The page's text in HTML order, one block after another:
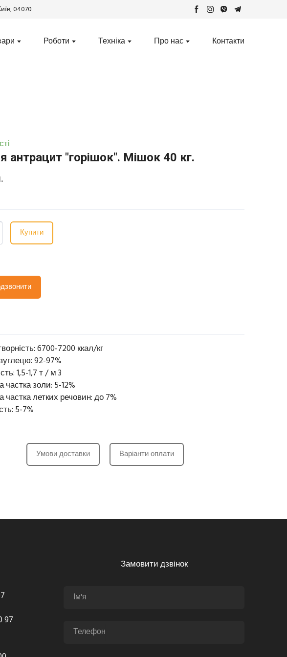
04070
Роботи Техніка Про нас Контакти
антрацит "горішок". Мішок 40 кг.
Купити
6700-7200 ккал/кг
92-97%
1,5-1,7 т / м 3
золи: 5-12%
летких речовин: до 7%
5-7%
Умови доставки Варіанти оплати
97
Замовити дзвінок